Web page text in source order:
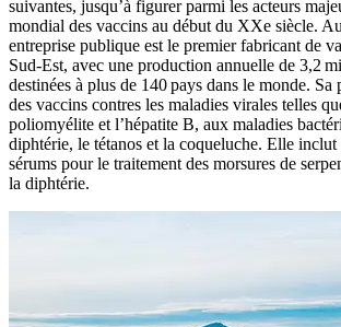
suivantes, jusqu’à figurer parmi les acteurs
mondial des vaccins au début du XXe siècle.
entreprise publique est le premier fabricant de
Sud-Est, avec une production annuelle de 3,2
destinées à plus de 140 pays dans le monde. Sa
des vaccins contres les maladies virales telles
poliomyélite et l’hépatite B, aux maladies
diphtérie, le tétanos et la coqueluche. Elle inclut
sérums pour le traitement des morsures de
la diphtérie.